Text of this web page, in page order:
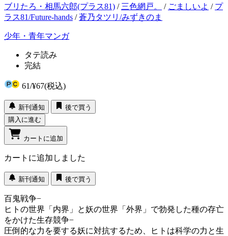
ブリたろ・相馬六郎(プラス81) / 三色網戸。 / ごましいよ / プ
ラス81/Future-hands /蒼乃タツリ/みずきのま
少年・青年マンガ
タテ読み
完結
61/¥67(税込)
新刊通知
後で買う
購入に進む
カートに追加
カートに追加しました
新刊通知 後で買う
百鬼戦争−
ヒトの世界「内界」と妖の世界「外界」で勃発した種の存亡
をかけた生存競争−
圧倒的な力を要する妖に対抗するため、ヒトは科学の力と生